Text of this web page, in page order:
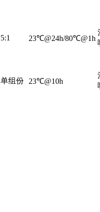
5:1 23℃@24h/80℃@1h
单组份 23℃@10h